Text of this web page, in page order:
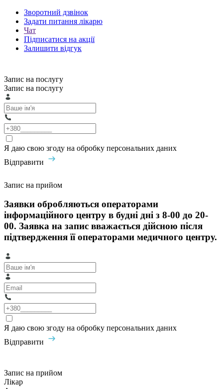
Зворотний дзвінок
Задати питання лікарю
Чат
Підписатися на акції
Залишити відгук
Запис на послугу
Запис на послугу
Я даю свою згоду на обробку персональних даних
Відправити
Запис на прийом
Заявки обробляються операторами
інформаційного центру в будні дні з 8-00 до 20-
00. Заявка на запис вважається дійсною після
підтвердження її операторами медичного центру.
Я даю свою згоду на обробку персональних даних
Відправити
Запис на прийом
Лікар